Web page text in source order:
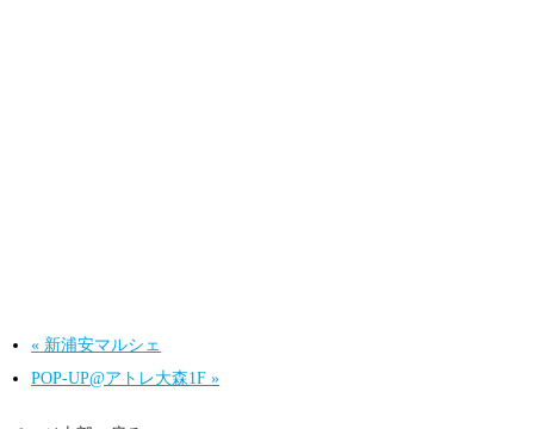
« 新浦安マルシェ
POP-UP@アトレ大森1F»